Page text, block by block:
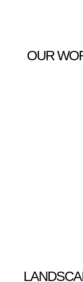
OUR